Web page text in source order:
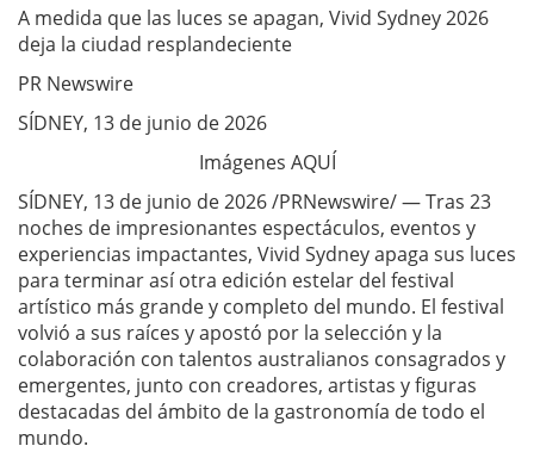
A medida que las luces se apagan, Vivid Sydney 2026
deja la ciudad resplandeciente
PR Newswire
SÍDNEY, 13 de junio de 2026
Imágenes AQUÍ
SÍDNEY, 13 de junio de 2026 /PRNewswire/ — Tras 23
noches de impresionantes espectáculos, eventos y
experiencias impactantes, Vivid Sydney apaga sus luces
para terminar así otra edición estelar del festival
artístico más grande y completo del mundo. El festival
volvió a sus raíces y apostó por la selección y la
colaboración con talentos australianos consagrados y
emergentes, junto con creadores, artistas y figuras
destacadas del ámbito de la gastronomía de todo el
mundo.